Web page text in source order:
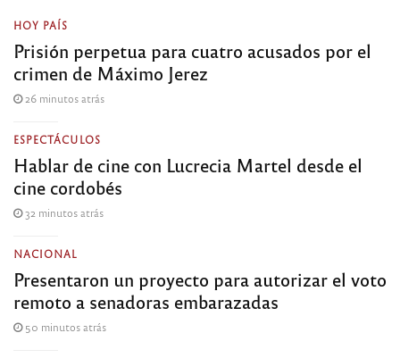
HOY PAÍS
Prisión perpetua para cuatro acusados por el
crimen de Máximo Jerez
26 minutos atrás
ESPECTÁCULOS
Hablar de cine con Lucrecia Martel desde el
cine cordobés
32 minutos atrás
NACIONAL
Presentaron un proyecto para autorizar el voto
remoto a senadoras embarazadas
50 minutos atrás